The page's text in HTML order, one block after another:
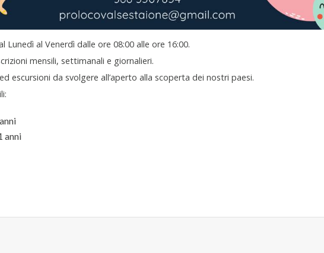
Lunedì al Venerdì dalle ore 08:00 alle ore 16:00.
mensili, settimanali e giornalieri.
escursioni da svolgere all’aperto alla scoperta dei nostri paesi.
anni